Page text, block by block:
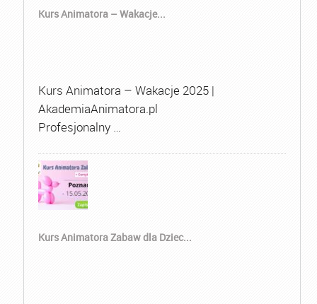
Kurs Animatora – Wakacje...
Kurs Animatora – Wakacje 2025 |
AkademiaAnimatora.pl
Profesjonalny …
Kurs Animatora Zabaw dla Dziec...